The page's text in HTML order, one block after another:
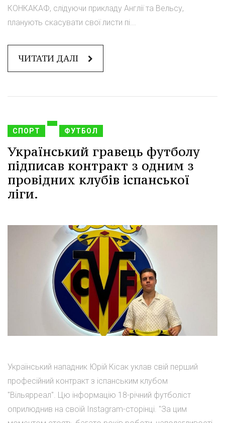
КОНКАКАФ, слідуючи прикладу Англії та Вельсу,
планують скасувати свої листи пі...
ЧИТАТИ ДАЛІ
СПОРТ ФУТБОЛ
Український гравець футболу
підписав контракт з одним з
провідних клубів іспанської
ліги.
Український нападник Юрій Кісак уклав свій перший
професійний контракт з іспанським клубом
"Вільярреал". Цю інформацію 18-річний футболіст
оприлюднив на своїй Instagram-сторінці. "За цим